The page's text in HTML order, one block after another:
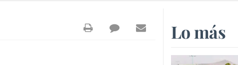
Lo más